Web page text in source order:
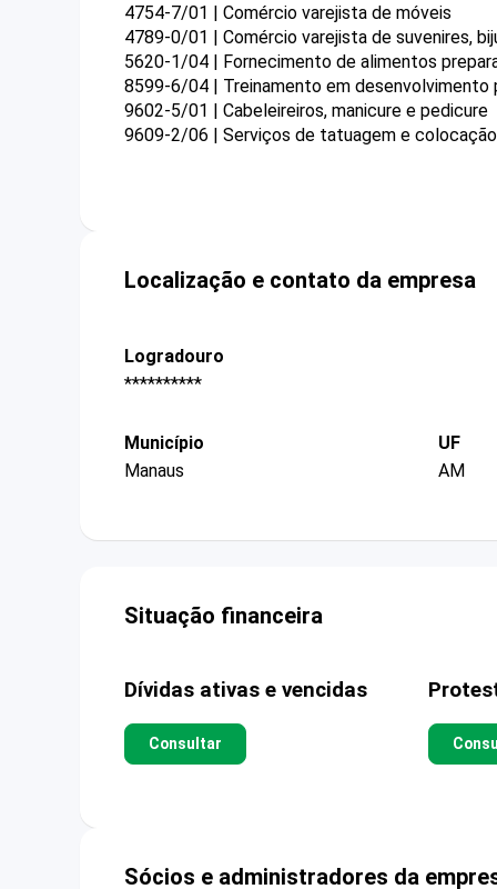
4754-7/01 | Comércio varejista de móveis
4789-0/01 | Comércio varejista de suvenires,
5620-1/04 | Fornecimento de alimentos
8599-6/04 | Treinamento em desenvolvimento
9602-5/01 | Cabeleireiros, manicure e pedicure
9609-2/06 | Serviços de tatuagem e
Localização e contato da empresa
Logradouro
**********
Município
Manaus
UF
AM
Situação financeira
Dívidas ativas e vencidas
Consultar
Sócios e administradores da